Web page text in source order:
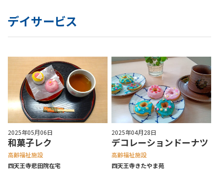
デイサービス
2025年05月06日
和菓子レク
高齢福祉施設
四天王寺悲⽥院在宅
2025年04月28日
デコレーションドーナツ
高齢福祉施設
四天王寺きたやま苑